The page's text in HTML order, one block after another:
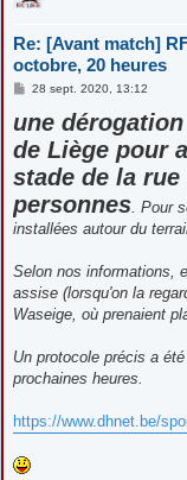
Re: [Avant match]
octobre, 20 heures
M
s
s
a
g
e
28 sept. 2020, 13:12
une
de Liège pour
stade de la rue
personnes . Pour
installées autour du
Selon nos informations,
assise (lorsqu'on la
Waseige, où prenaient
Un protocole précis a
prochaines heures.
https://www.dhnet.be/